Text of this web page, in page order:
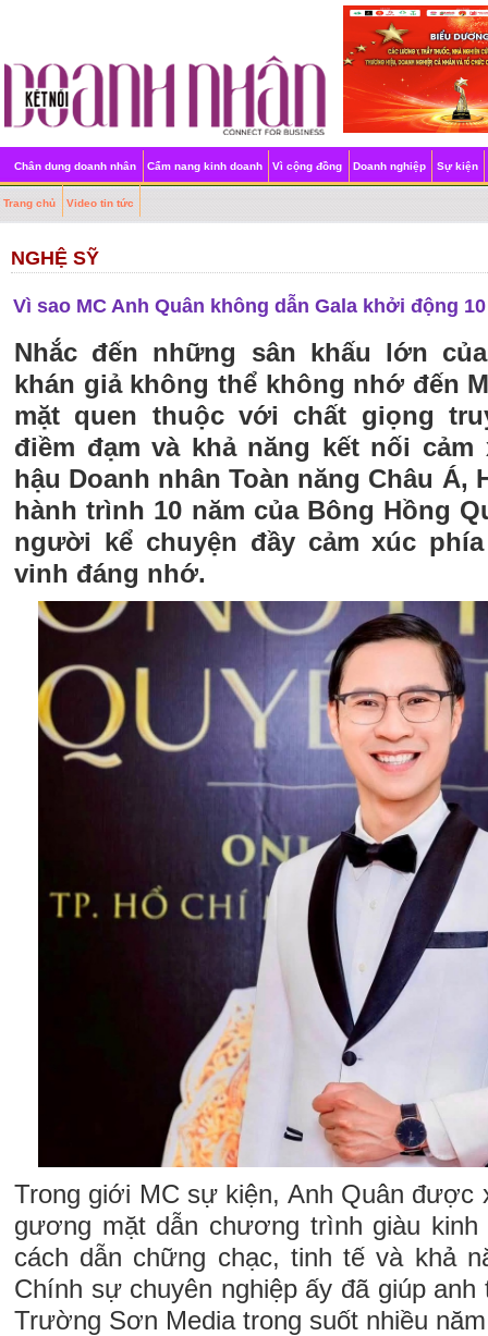
Chân dung doanh nhân Cẩm nang kinh doanh Vì cộng đồng Doanh nghiệp Sự kiện
Trang chủ Video tin tức
NGHỆ SỸ
Vì sao MC Anh Quân không dẫn Gala khởi động
Nhắc đến những sân khấu lớn
khán giả không thể không nhớ đến
mặt quen thuộc với chất giọng
điềm đạm và khả năng kết nối
hậu Doanh nhân Toàn năng Châu Á,
hành trình 10 năm của Bông Hồng
người kể chuyện đầy cảm xúc
vinh đáng nhớ.
Trong giới MC sự kiện, Anh Quân được
gương mặt dẫn chương trình giàu
cách dẫn chững chạc, tinh tế và khả
Chính sự chuyên nghiệp ấy đã giúp anh
Trường Sơn Media trong suốt nhiều